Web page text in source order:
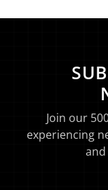
Join our
experiencing